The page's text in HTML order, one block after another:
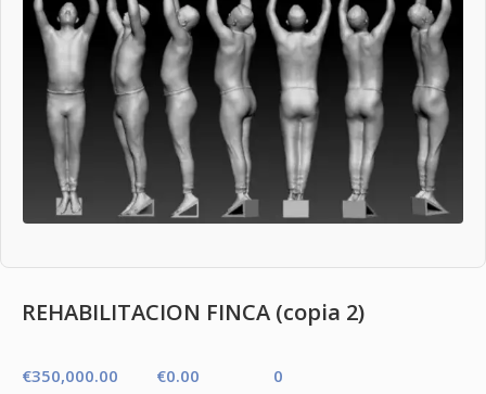
REHABILITACION FINCA (copia 2)
€350,000.00 €0.00 0